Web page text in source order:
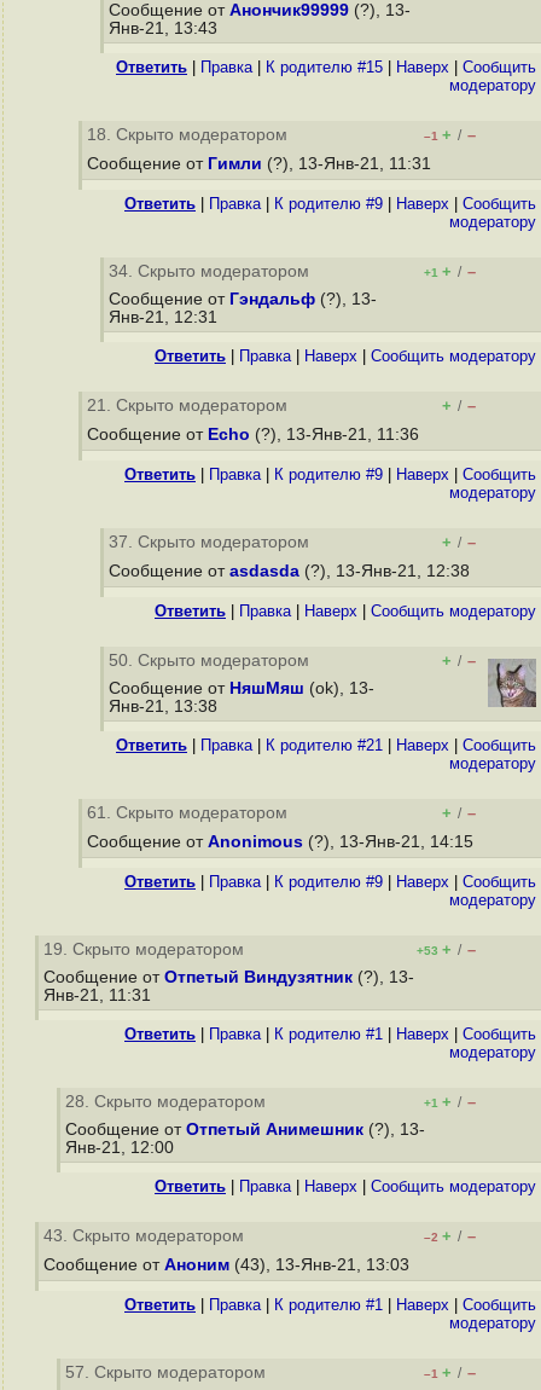
Сообщение от Анончик99999 (?), 13-
Янв-21, 13:43
Ответить Правка| К родителю #15 Наверх
Cообщить
модератору
18. Скрыто модератором –1 + / –
Сообщение от Гимли (?), 13-Янв-21, 11:31
Ответить Правка| К родителю #9 Наверх
Cообщить
модератору
34. Скрыто модератором +1 + / –
Сообщение от Гэндальф (?), 13-
Янв-21, 12:31
Ответить Правка| Наверх Cообщить модератору
21. Скрыто модератором + / –
Сообщение от Echo (?), 13-Янв-21, 11:36
Ответить Правка| К родителю #9 Наверх
Cообщить
модератору
37. Скрыто модератором + / –
Сообщение от asdasda (?), 13-Янв-21, 12:38
Ответить Правка| Наверх Cообщить модератору
50. Скрыто модератором + / –
Сообщение от НяшМяш (ok), 13-
Янв-21, 13:38
Ответить Правка| К родителю #21 Наверх
Cообщить
модератору
61. Скрыто модератором + / –
Сообщение от Anonimous (?), 13-Янв-21, 14:15
Ответить Правка| К родителю #9 Наверх
Cообщить
модератору
19. Скрыто модератором +53 + / –
Сообщение от Отпетый Виндузятник (?), 13-
Янв-21, 11:31
Ответить Правка| К родителю #1 Наверх
Cообщить
модератору
28. Скрыто модератором +1 + / –
Сообщение от Отпетый Анимешник (?), 13-
Янв-21, 12:00
Ответить Правка| Наверх Cообщить модератору
43. Скрыто модератором –2 + / –
Сообщение от Аноним (43), 13-Янв-21, 13:03
Ответить Правка| К родителю #1 Наверх
Cообщить
модератору
57. Скрыто модератором –1 + / –